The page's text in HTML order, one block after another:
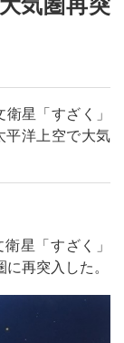
星「すざく」
平洋上空で大気
星「すざく」
再突入した。